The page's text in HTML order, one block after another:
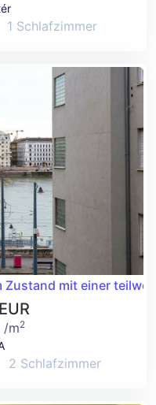
1 Schlafzimmer
Zustand mit einer
/m2
2 Schlafzimmer